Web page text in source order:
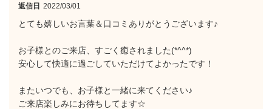
返信日 2022/03/01
とても嬉しいお言葉＆口コミありがとうございます♪
お子様とのご来店、すごく癒されました(*^^*)
安心して快適に過ごしていただけてよかったです！
またいつでも、お子様と一緒に来てください♪
ご来店楽しみにお待ちしてます☆